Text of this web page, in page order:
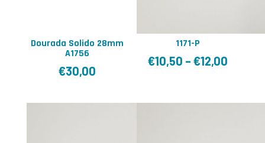
Dourada Solido 28mm
A1756
€30,00
1171-P
€10,50 – €12,00